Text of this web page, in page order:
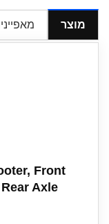
מוצר
Front
Axle